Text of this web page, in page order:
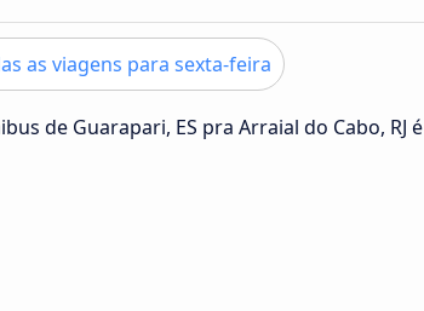
as viagens para sexta-feira
de Guarapari, ES pra Arraial do Cabo, RJ é